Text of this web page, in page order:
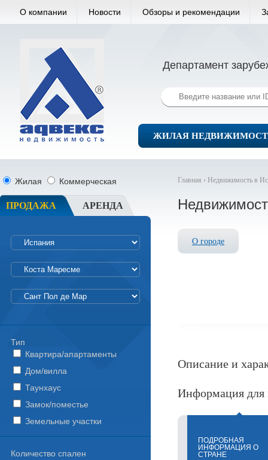
О компании Новости Обзоры и рекомендации
Департамент
ЖИЛАЯ
Главная › Недвижимость в
О городе
Описание и
Информация для
ПОДРОБНАЯ
ИНФОРМАЦИЯ О
СТРАНЕ
Жилая Коммерческая
ПРОДАЖА АРЕНДА
Тип
Квартира/апартаменты
Дом/вилла
Таунхаус
Замок/поместье
Земельные участки
Количество спален